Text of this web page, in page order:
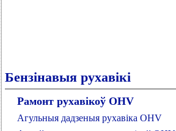
Бензінавыя рухавікі
Рамонт рухавікоў OHV
Агульныя дадзеныя рухавіка OHV